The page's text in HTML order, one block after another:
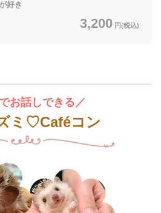
き
3,200 円(税込)
お話しできる／
ミ♡Caféコン